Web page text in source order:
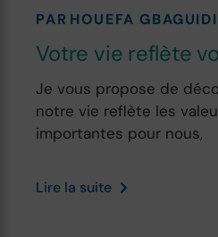
PAR HOUEFA GBAGUIDI
Votre vie reflète
Je vous propose de
notre vie reflète les
importantes pour nous,
Lire la suite